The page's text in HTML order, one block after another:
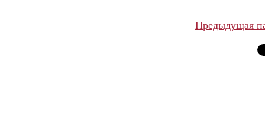
Предыдущая